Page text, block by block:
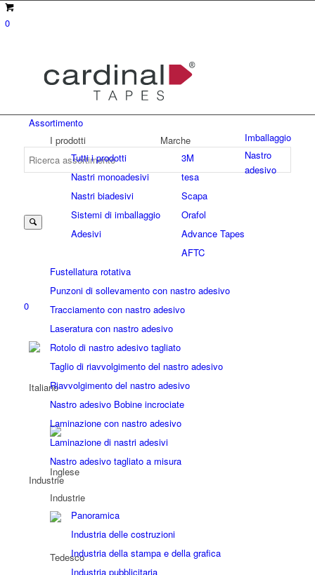
0
0
Assortimento
I prodotti
Tutti i prodotti
Nastri monoadesivi
Nastri biadesivi
Sistemi di imballaggio
Adesivi
Marche
3M
tesa
Scapa
Orafol
Advance Tapes
AFTC
Imballaggio
Nastro
adesivo
Fustellatura rotativa
Punzoni di sollevamento con nastro adesivo
Tracciamento con nastro adesivo
Laseratura con nastro adesivo
Rotolo di nastro adesivo tagliato
Taglio di riavvolgimento del nastro adesivo
Riavvolgimento del nastro adesivo
Nastro adesivo Bobine incrociate
Laminazione con nastro adesivo
Laminazione di nastri adesivi
Nastro adesivo tagliato a misura
Industrie
Industrie
Panoramica
Industria delle costruzioni
Industria della stampa e della grafica
Industria pubblicitaria